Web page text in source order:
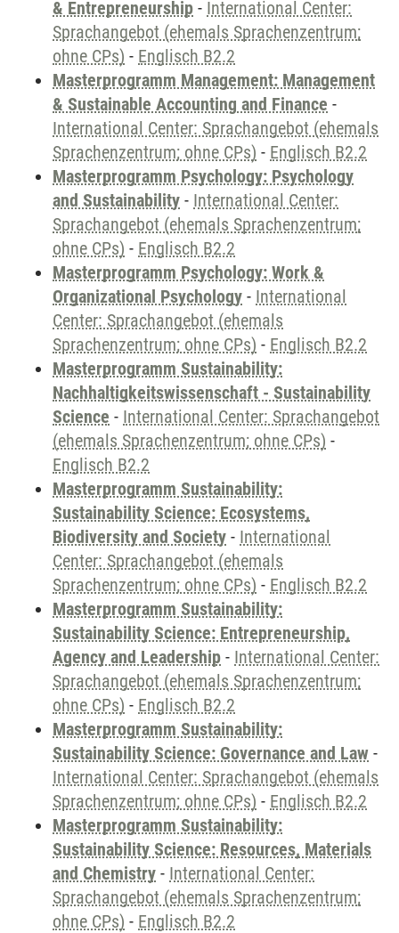
& Entrepreneurship - International Center:
Sprachangebot (ehemals Sprachenzentrum;
ohne CPs) - Englisch B2.2
Masterprogramm Management: Management
& Sustainable Accounting and Finance -
International Center: Sprachangebot (ehemals
Sprachenzentrum; ohne CPs) - Englisch B2.2
Masterprogramm Psychology: Psychology
and Sustainability - International Center:
Sprachangebot (ehemals Sprachenzentrum;
ohne CPs) - Englisch B2.2
Masterprogramm Psychology: Work &
Organizational Psychology - International
Center: Sprachangebot (ehemals
Sprachenzentrum; ohne CPs) - Englisch B2.2
Masterprogramm Sustainability:
Nachhaltigkeitswissenschaft - Sustainability
Science - International Center: Sprachangebot
(ehemals Sprachenzentrum; ohne CPs) -
Englisch B2.2
Masterprogramm Sustainability:
Sustainability Science: Ecosystems,
Biodiversity and Society - International
Center: Sprachangebot (ehemals
Sprachenzentrum; ohne CPs) - Englisch B2.2
Masterprogramm Sustainability:
Sustainability Science: Entrepreneurship,
Agency and Leadership - International Center:
Sprachangebot (ehemals Sprachenzentrum;
ohne CPs) - Englisch B2.2
Masterprogramm Sustainability:
Sustainability Science: Governance and Law -
International Center: Sprachangebot (ehemals
Sprachenzentrum; ohne CPs) - Englisch B2.2
Masterprogramm Sustainability:
Sustainability Science: Resources, Materials
and Chemistry - International Center:
Sprachangebot (ehemals Sprachenzentrum;
ohne CPs) - Englisch B2.2